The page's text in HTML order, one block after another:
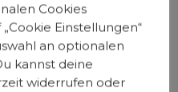
mit Marketing-
dein Herz für den
Cookies
Einstellungen“
an optionalen
kannst deine
widerrufen oder